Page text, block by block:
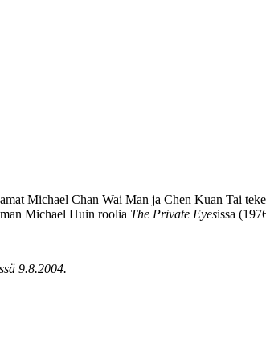
Michael Chan Wai Man ja Chen Kuan Tai
Michael Huin roolia The Private Eyesissa
9.8.2004.